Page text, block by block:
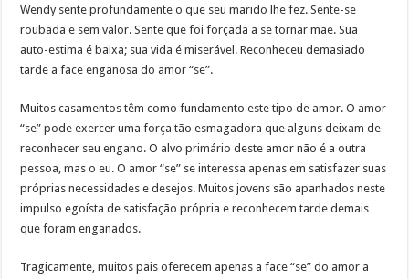
Wendy sente profundamente o que seu marido lhe fez. Sente-se
roubada e sem valor. Sente que foi forçada a se tornar mãe. Sua
auto-estima é baixa; sua vida é miserável. Reconheceu demasiado
tarde a face enganosa do amor “se”.
Muitos casamentos têm como fundamento este tipo de amor. O amor
“se” pode exercer uma força tão esmagadora que alguns deixam de
reconhecer seu engano. O alvo primário deste amor não é a outra
pessoa, mas o eu. O amor “se” se interessa apenas em satisfazer suas
próprias necessidades e desejos. Muitos jovens são apanhados neste
impulso egoísta de satisfação própria e reconhecem tarde demais
que foram enganados.
Tragicamente, muitos pais oferecem apenas a face “se” do amor a